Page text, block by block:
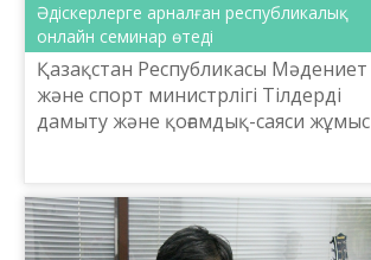
Әдіскерлерге арналған республикалық
онлайн семинар өтеді
Қазақстан Республикасы Мәдениет
және спорт министрлігі Тілдерді
дамыту және қоғамдық-саяси жұмыс
ғылыми-практикалы...